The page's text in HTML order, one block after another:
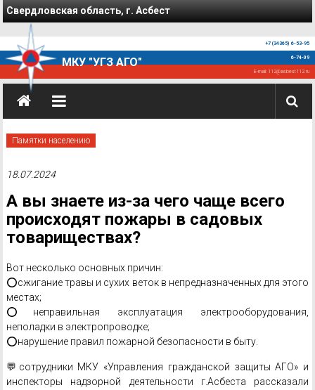
Перейти к содержимому
Свердловская область, г. Асбест
+7 (34365) 6-53-95
6-74-09
E-mail: 112@asbest112.ru
МКУ "УГЗ АГО"
Памятки населению
18.07.2024
А вы знаете из-за чего чаще всего
происходят пожары в садовых
товариществах?
Вот несколько основных причин:
⭕сжигание травы и сухих веток в непредназначенных для этого
местах;
⭕неправильная эксплуатация электрооборудования,
неполадки в электропроводке;
⭕нарушение правил пожарной безопасности в быту.
💬сотрудники МКУ «Управления гражданской защиты АГО» и
инспекторы надзорной деятельности г.Асбеста рассказали